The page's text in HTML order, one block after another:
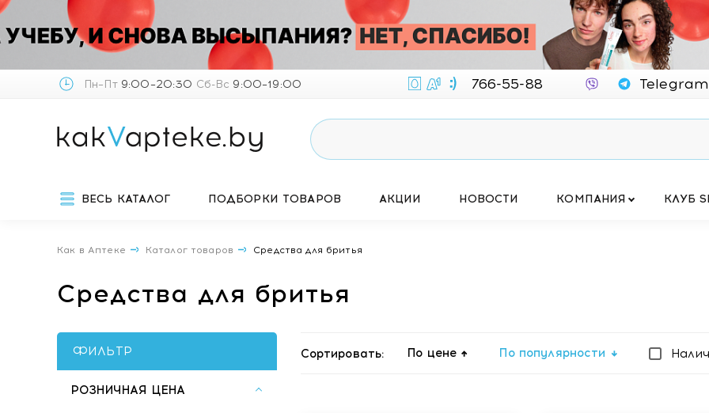
Пн–Пт9:00–20:30 Сб-Вс 9:00–19:00 766-55-88
ВЕСЬ КАТАЛОГ ПОДБОРКИ ТОВАРОВ АКЦИИ НОВОСТИ КОМПАНИЯ КЛУБ
Как в Аптеке Каталог товаров Средства для бритья
Средства для бритья
ФИЛЬТР
РОЗНИЧНАЯ ЦЕНА
Сортировать: По цене По популярности